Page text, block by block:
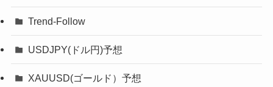
Trend-Follow
USDJPY(ドル円)予想
XAUUSD(ゴールド）予想